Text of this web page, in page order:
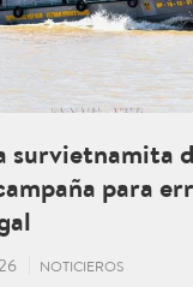
survietnamita
para
NOTICIEROS